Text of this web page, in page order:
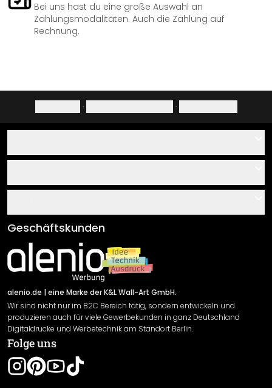
Bei uns hast du eine große Auswahl an
Zahlungsmodalitäten. Auch die Zahlung auf
Rechnung.
· ·
Über uns
Klebe- und Montageanleitungen
Newsletter An-/Abmeldung
Sendungsverfolgung
AGB
Impressum
Versand & Zahlung
Rücksendung
Widerrufsrecht
Datenschutzerklärung
Gewährleistung
Leistungserklärung / CE-Zeichen
Geschäftskunden
alenio.de | eine Marke der K&L Wall-Art GmbH.
Wir sind nicht nur im B2C Bereich tätig, sondern entwickeln und
produzieren auch für viele Gewerbekunden in ganz Deutschland
Digitaldrucke und Werbetechnik am Standort Berlin.
Folge uns